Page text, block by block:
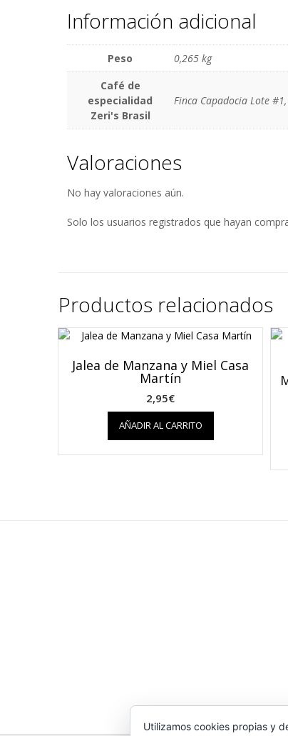
Información adicional
Peso
0,265 kg
Café de
especialidad
Zeri's Brasil
Finca Capadocia Lote
Valoraciones
No hay valoraciones aún.
Solo los usuarios registrados que hayan
Productos relacionados
Jalea de Manzana y Miel Casa
Martín
2,95€
AÑADIR AL CARRITO
Utilizamos cookies propias y